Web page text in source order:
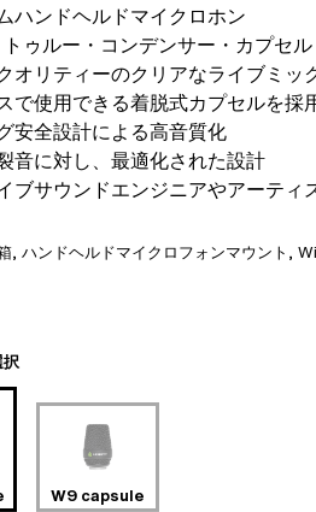
ハンドヘルドマイクロホン
ゥルー・コンデンサー・カプセル
オリティーのクリアなライブミッ
で使用できる着脱式カプセルを採
安全設計による高音質化
音に対し、最適化された設計
ブサウンドエンジニアやアーティ
, ハンドヘルドマイクロフォンマウント ,
W9 capsule